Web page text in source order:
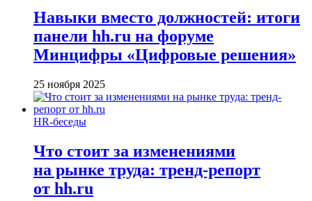
Навыки вместо должностей: итоги
панели hh.ru на форуме
Минцифры «Цифровые решения»
25 ноября 2025
HR-беседы
Что стоит за изменениями
на рынке труда: тренд-репорт
от hh.ru